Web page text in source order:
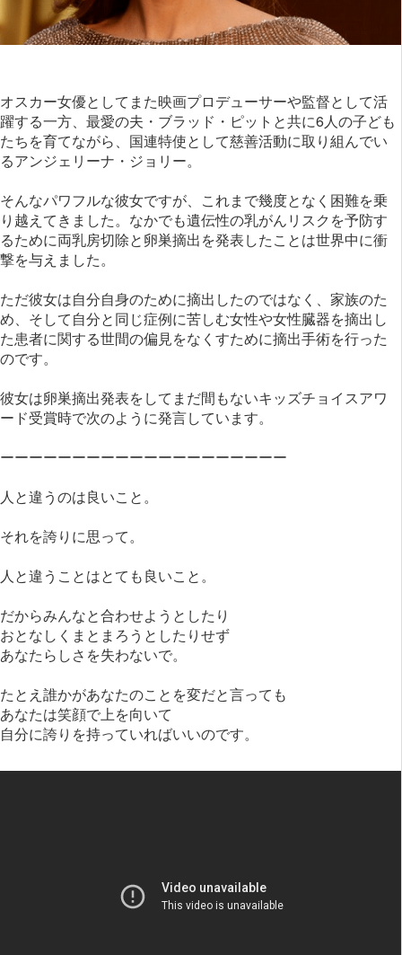
オスカー女優としてまた映画プロデューサーや監督として活
躍する一方、最愛の夫・ブラッド・ピットと共に6人の子ども
たちを育てながら、国連特使として慈善活動に取り組んでい
るアンジェリーナ・ジョリー。
そんなパワフルな彼女ですが、これまで幾度となく困難を乗
り越えてきました。なかでも遺伝性の乳がんリスクを予防す
るために両乳房切除と卵巣摘出を発表したことは世界中に衝
撃を与えました。
ただ彼女は自分自身のために摘出したのではなく、家族のた
め、そして自分と同じ症例に苦しむ女性や女性臓器を摘出し
た患者に関する世間の偏見をなくすために摘出手術を行った
のです。
彼女は卵巣摘出発表をしてまだ間もないキッズチョイスアワ
ード受賞時で次のように発言しています。
ーーーーーーーーーーーーーーーーーーーー
人と違うのは良いこと。
それを誇りに思って。
人と違うことはとても良いこと。
だからみんなと合わせようとしたり
おとなしくまとまろうとしたりせず
あなたらしさを失わないで。
たとえ誰かがあなたのことを変だと言っても
あなたは笑顔で上を向いて
自分に誇りを持っていればいいのです。